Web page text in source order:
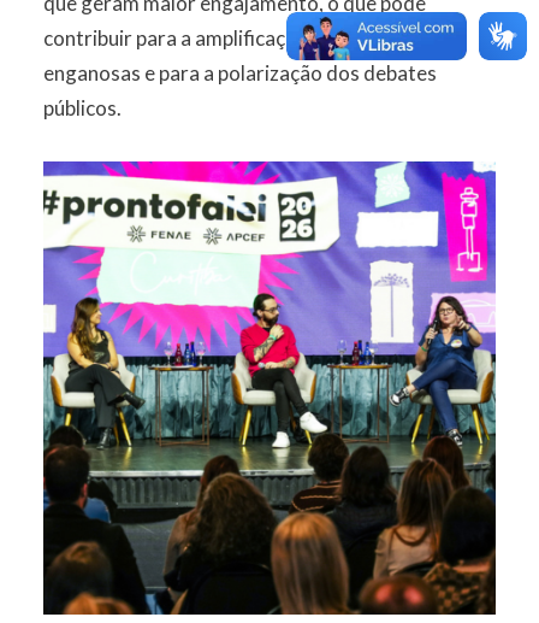
contribuir para a amplificação de informações
enganosas e para a polarização dos debates
públicos.